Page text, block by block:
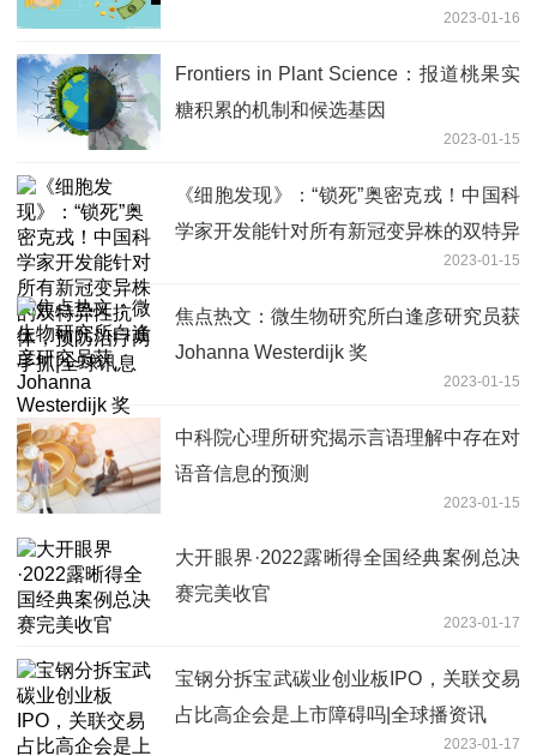
2023-01-16
Frontiers in Plant Science：报道桃果实
糖积累的机制和候选基因
2023-01-15
《细胞发现》：“锁死”奥密克戎！中国科
学家开发能针对所有新冠变异株的双特异
性抗体，预防治疗两手抓|全球讯息2023-01-15
焦点热文：微生物研究所白逢彦研究员获
Johanna Westerdijk 奖
2023-01-15
中科院心理所研究揭示言语理解中存在对
语音信息的预测
2023-01-15
大开眼界·2022露晰得全国经典案例总决
赛完美收官
2023-01-17
宝钢分拆宝武碳业创业板IPO，关联交易
占比高企会是上市障碍吗|全球播资讯
2023-01-17